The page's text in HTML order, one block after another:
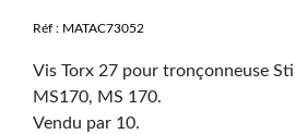
Réf : MATAC73052
Vis Torx 27 pour tronçonneuse
MS170, MS 170.
Vendu par 10.